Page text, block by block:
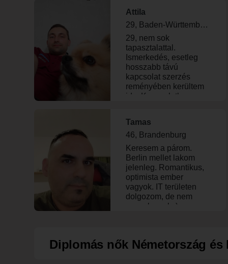
Attila
29, Baden-Württemberg
29, nem sok
tapasztalattal.
Ismerkedés, esetleg
hosszabb távú
kapcsolat szerzés
reményében kerültem
ide. Kapcsolatban
szellemileg partnert
találok. Szeretem a
fantazikat, jó
kapcsolatot ápolok
szerepjátékos
körökben. Van egy
befejezettlen főiskolai
képzésem a Szegedi
Programtervező
programozás
világában. Jelenleg
Tamas
46, Brandenburg
Keresem a párom.
Berlin mellet lakom
jelenleg. Romantikus,
optimista ember
vagyok. IT területen
dolgozom, de nem
vagyok geek :)
Diplomás nők Németország és